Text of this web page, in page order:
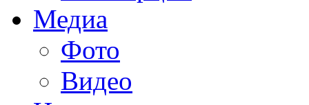
Медиа
Фото
Видео